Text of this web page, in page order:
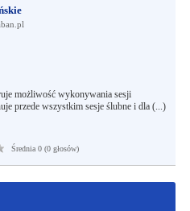
możliwość wykonywania sesji
przede wszystkim sesje ślubne i dla (...)
Średnia 0 (0 głosów)